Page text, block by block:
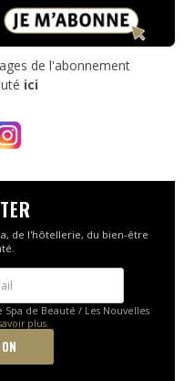
de l'abonnement
ici
de l'hôtellerie, du bien-être
de Beauté / Les Nouvelles
plus.